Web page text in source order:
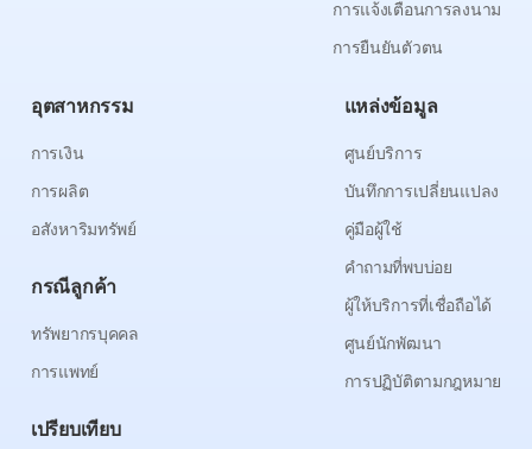
การแจ้งเตือนการลงนาม
การยืนยันตัวตน
อุตสาหกรรม
การเงิน
การผลิต
อสังหาริมทรัพย์
กรณีลูกค้า
ทรัพยากรบุคคล
การแพทย์
เปรียบเทียบ
แหล่งข้อมูล
ศูนย์บริการ
บันทึกการเปลี่ยนแปลง
คู่มือผู้ใช้
คำถามที่พบบ่อย
ผู้ให้บริการที่เชื่อถือได้
ศูนย์นักพัฒนา
การปฏิบัติตามกฎหมาย